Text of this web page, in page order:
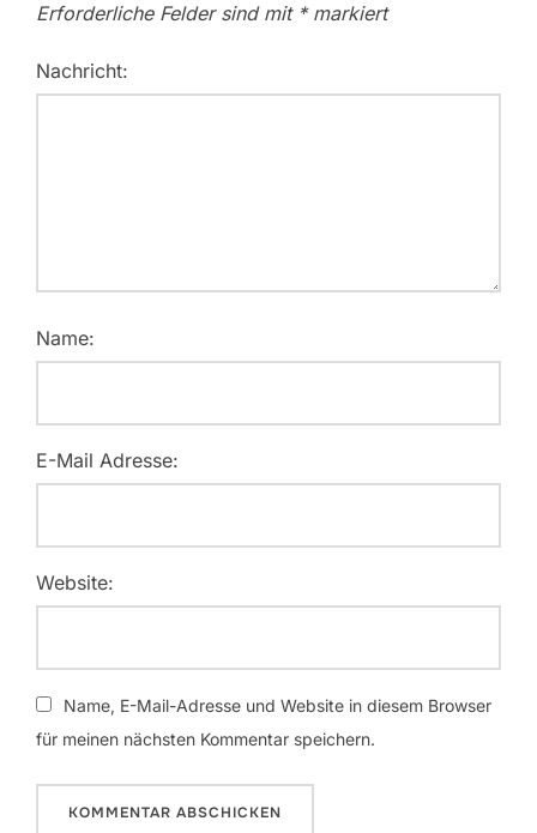
Erforderliche Felder sind mit *markiert
Nachricht:
Name:
E-Mail Adresse:
Website:
Name, E-Mail-Adresse und Website in diesem Browser
für meinen nächsten Kommentar speichern.